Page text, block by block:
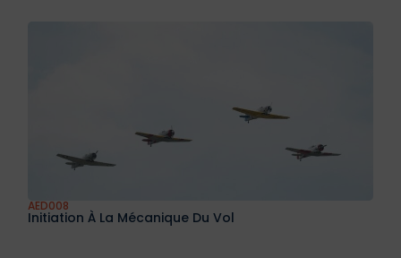
AED008
Initiation À La Mécanique Du Vol